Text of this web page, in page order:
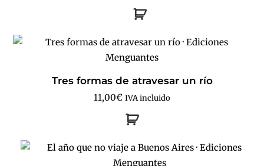
Tres formas de atravesar un río
11,00€ IVA incluido